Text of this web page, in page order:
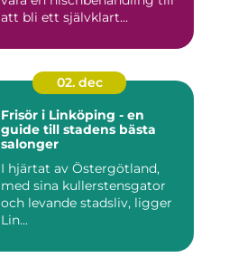
att bli ett självklart...
02. dec
Frisör i Linköping - en
guide till stadens bästa
salonger
I hjärtat av Östergötland,
med sina kullerstensgator
och levande stadsliv, ligger
Lin...